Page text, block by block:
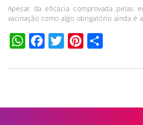
Apesar da eficácia comprovada pelas
vacinação como algo obrigatório ainda é
WhatsApp
Facebook
TwitterPinterest